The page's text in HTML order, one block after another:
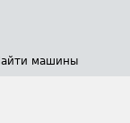
машины